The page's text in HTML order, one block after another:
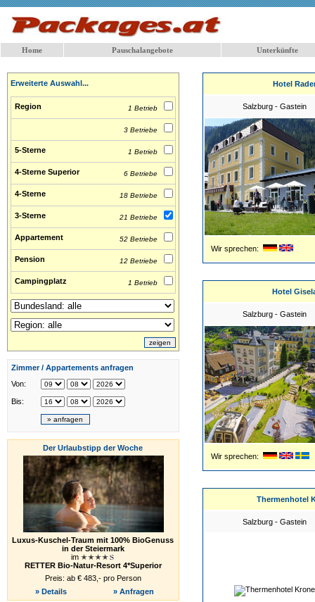
Home Pauschalangebote Unterkünfte
Erweiterte Auswahl...
Region 1 Betrieb
3 Betriebe
5-Sterne 1 Betrieb
4-Sterne Superior 6 Betriebe
4-Sterne 18 Betriebe
3-Sterne 21 Betriebe
Appartement 52 Betriebe
Pension 12 Betriebe
Campingplatz 1 Betrieb
Zimmer / Appartements anfragen
Von:
Bis:
Der Urlaubstipp der Woche
Luxus-Kuschel-Traum mit 100% BioGenuss
in der Steiermark
im
RETTER Bio-Natur-Resort 4*Superior
Preis: ab € 483,- pro Person
» Details
» Anfragen
Hotel
Salzburg - Gastein
Wir sprechen:
Hotel
Salzburg - Gastein
Wir sprechen:
Thermenhotel
Salzburg - Gastein